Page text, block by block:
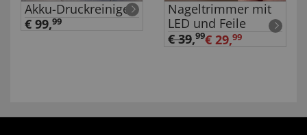
Akku-Druckreiniger
€ 99,99
Nageltrimmer mit
LED und Feile
€ 39,99€ 29,99